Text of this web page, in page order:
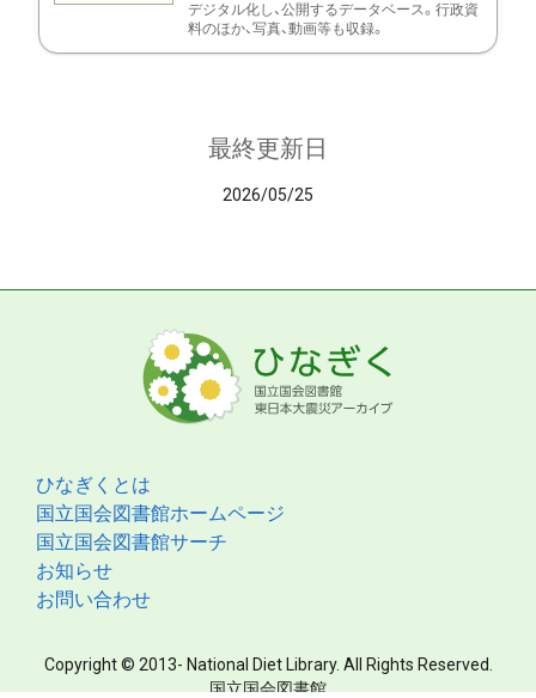
デジタル化し、公開するデータベース。行政資
料のほか、写真、動画等も収録。
最終更新日
2026/05/25
ひなぎくとは
国立国会図書館ホームページ
国立国会図書館サーチ
お知らせ
お問い合わせ
Copyright © 2013- National Diet Library. All Rights Reserved.